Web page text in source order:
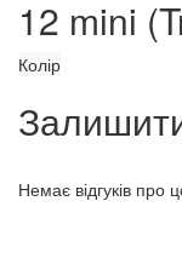
12 mini
Колір
Немає відгуків про